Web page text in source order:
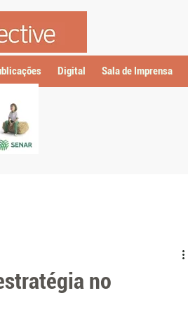
Digital Sala de Imprensa
no